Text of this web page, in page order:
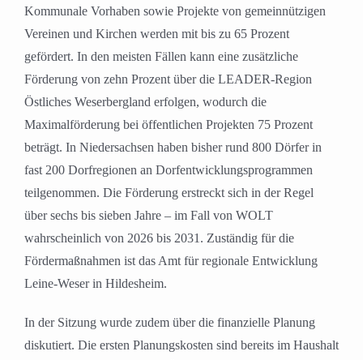
Kommunale Vorhaben sowie Projekte von gemeinnützigen
Vereinen und Kirchen werden mit bis zu 65 Prozent
gefördert. In den meisten Fällen kann eine zusätzliche
Förderung von zehn Prozent über die LEADER-Region
Östliches Weserbergland erfolgen, wodurch die
Maximalförderung bei öffentlichen Projekten 75 Prozent
beträgt. In Niedersachsen haben bisher rund 800 Dörfer in
fast 200 Dorfregionen an Dorfentwicklungsprogrammen
teilgenommen. Die Förderung erstreckt sich in der Regel
über sechs bis sieben Jahre – im Fall von WOLT
wahrscheinlich von 2026 bis 2031. Zuständig für die
Fördermaßnahmen ist das Amt für regionale Entwicklung
Leine-Weser in Hildesheim.
In der Sitzung wurde zudem über die finanzielle Planung
diskutiert. Die ersten Planungskosten sind bereits im Haushalt